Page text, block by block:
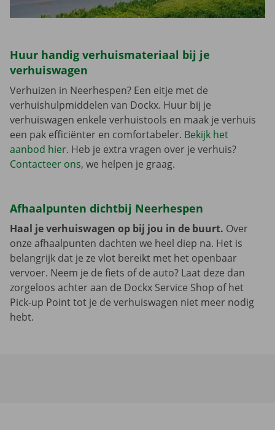
Huur handig verhuismateriaal bij je
verhuiswagen
Verhuizen in Neerhespen? Een eitje met de
verhuishulpmiddelen van Dockx. Huur bij je
verhuiswagen enkele verhuistools en maak je verhuis
een pak efficiënter en comfortabeler. Bekijk het
aanbod hier. Heb je extra vragen over je verhuis?
Contacteer ons, we helpen je graag.
Afhaalpunten dichtbij Neerhespen
Haal je verhuiswagen op bij jou in de buurt. Over
onze afhaalpunten dachten we heel diep na. Het is
belangrijk dat je ze vlot bereikt met het openbaar
vervoer. Neem je de fiets of de auto? Laat deze dan
zorgeloos achter aan de Dockx Service Shop of het
Pick-up Point tot je de verhuiswagen niet meer nodig
hebt.